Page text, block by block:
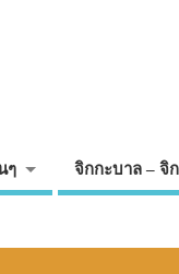
ๆ จิกกะบาล – จิ